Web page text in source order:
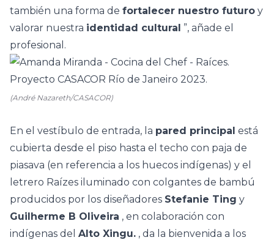
también una forma de fortalecer nuestro futuro y
valorar nuestra identidad cultural ”, añade el
profesional.
(André Nazareth/CASACOR)
En el vestíbulo de entrada, la pared principal está
cubierta desde el piso hasta el techo con paja de
piasava (en referencia a los huecos indígenas) y el
letrero Raízes iluminado con colgantes de bambú
producidos por los diseñadores Stefanie Ting y
Guilherme B Oliveira , en colaboración con
indígenas del Alto Xingu. , da la bienvenida a los